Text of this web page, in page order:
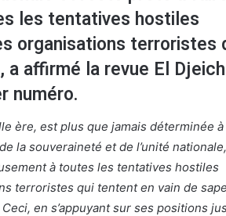
les tentatives hostiles
organisations terroristes
affirmé la revue El Djeich
numéro.
ère, est plus que jamais déterminée à
la souveraineté et de l’unité nationale,
à toutes les tentatives hostiles
terroristes qui tentent en vain de
en s’appuyant sur ses positions